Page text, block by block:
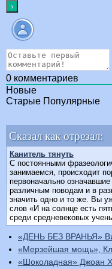
0 комментариев
Новые
Старые Популярные
Сказал как отрезал:
Канитель тянуть
С постоянными
занимаемся, происходит
первоначально
различным поводам и в
значить одно и то же. Вы
слов «И на солнце есть
среди средневековых
«ДЕНЬ БЕЗ ВРАНЬЯ»
«Мерзейшая мощь»,
«Шоколадная» Джоан